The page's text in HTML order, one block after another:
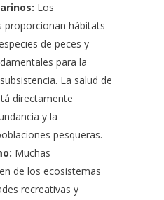
Los
proporcionan hábitats
de peces y
para la
La salud de
directamente
y la
pesqueras.
Muchas
de los ecosistemas
recreativas y